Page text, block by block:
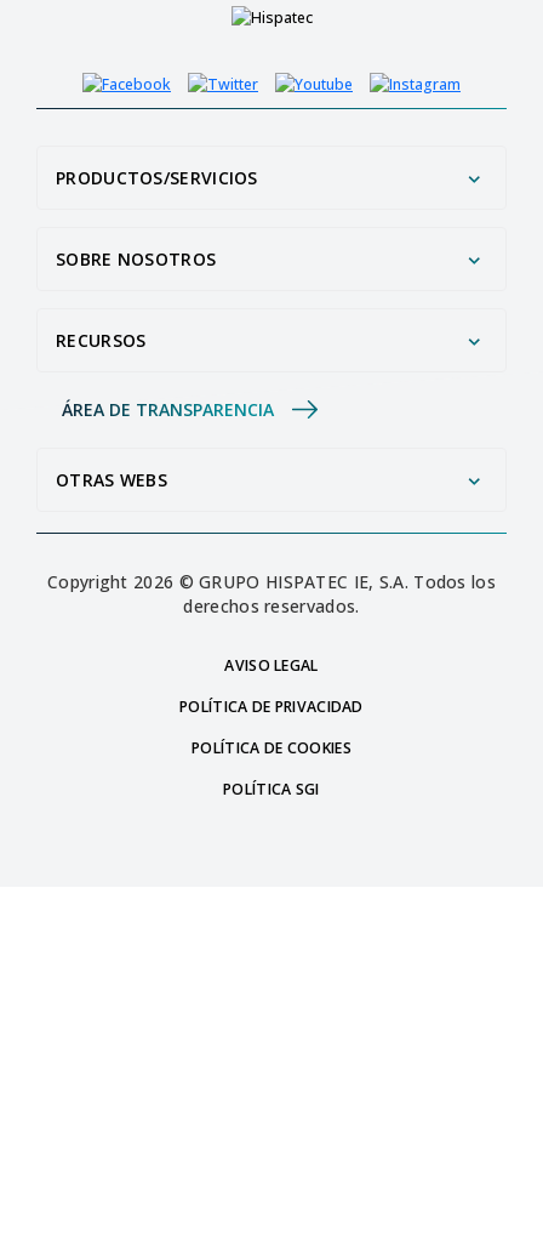
PRODUCTOS/SERVICIOS
SOBRE NOSOTROS
RECURSOS
ÁREA DE TRANSPARENCIA
OTRAS WEBS
Copyright 2026 © GRUPO HISPATEC IE, S.A. Todos los
derechos reservados.
AVISO LEGAL
POLÍTICA DE PRIVACIDAD
POLÍTICA DE COOKIES
POLÍTICA SGI